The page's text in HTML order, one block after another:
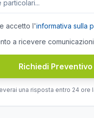
accetto l'informativa sulla
a ricevere
Richiedi Preventivo
una risposta entro 24 ore